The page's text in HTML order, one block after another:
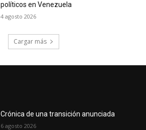
políticos en Venezuela
4 agosto 2026
Cargar más
Crónica de una transición anunciada
6 agosto 2026